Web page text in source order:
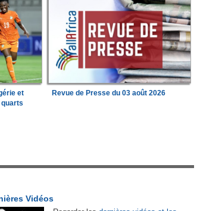
et
quarts
Revue de Presse du 03 août 2026
Vidéos